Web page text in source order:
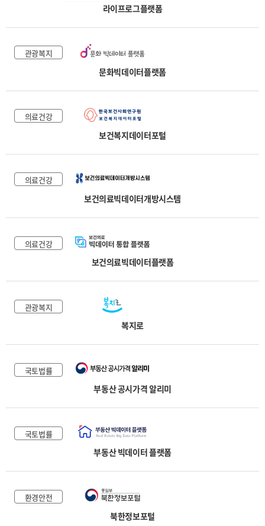
라이프로그플랫폼
관광복지
문화빅데이터플랫폼
의료건강
보건복지데이터포털
의료건강
보건의료빅데이터개방시스템
의료건강
보건의료빅데이터플랫폼
관광복지
복지로
국토법률
부동산 공시가격 알리미
국토법률
부동산 빅데이터 플랫폼
환경안전
북한정보포털